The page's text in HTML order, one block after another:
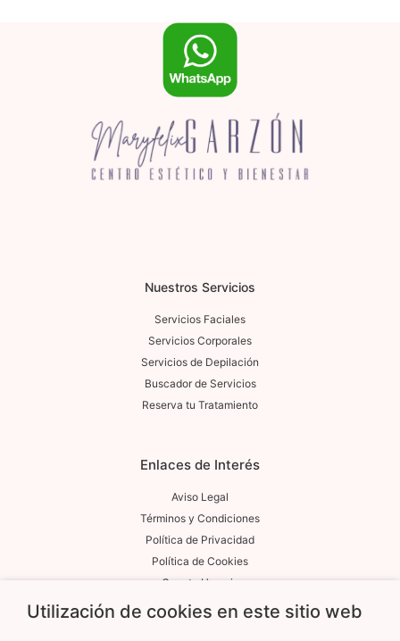
Nuestros Servicios
Servicios Faciales
Servicios Corporales
Servicios de Depilación
Buscador de Servicios
Reserva tu Tratamiento
Enlaces de Interés
Aviso Legal
Términos y Condiciones
Política de Privacidad
Política de Cookies
Cuenta Usuario
Utilización de cookies en este sitio web